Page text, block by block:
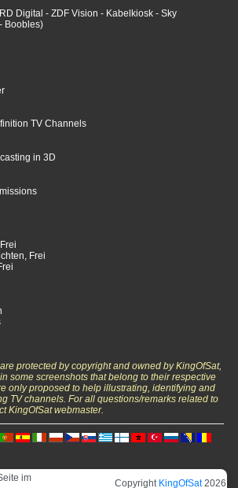
Digital - ZDF Vision - Kabelkiosk - Sky
- Boobles)
TV Channels
in 3D
Frei
protected by copyright and owned by KingOfSat,
some screenshots that belong to their respective
only proposed to help illustrating, identifying and
TV channels. For all questions/remarks related to
KingOfSat webmaster.
im
Copyright KingOfSat2026